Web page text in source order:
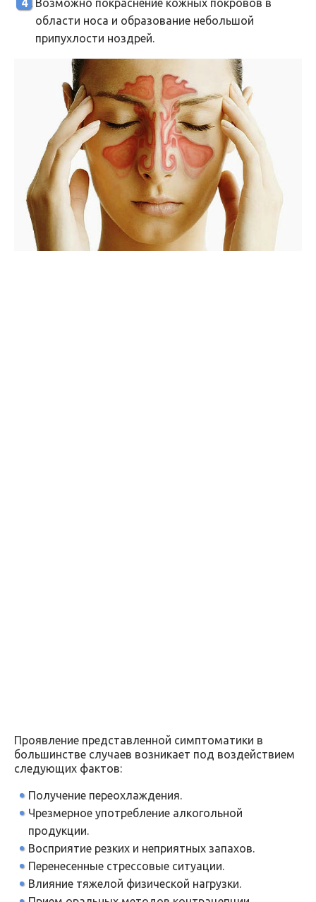
Возможно покраснение кожных покровов в
области носа и образование небольшой
припухлости ноздрей.
Проявление представленной симптоматики в
большинстве случаев возникает под воздействием
следующих фактов:
Получение переохлаждения.
Чрезмерное употребление алкогольной
продукции.
Восприятие резких и неприятных запахов.
Перенесенные стрессовые ситуации.
Влияние тяжелой физической нагрузки.